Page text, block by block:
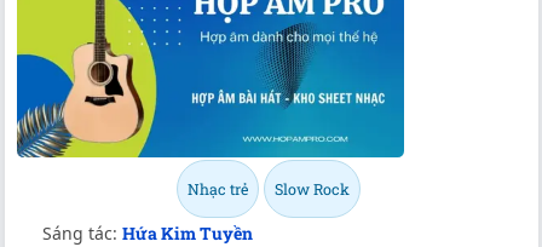
Nhạc trẻ Slow Rock
Sáng tác: Hứa Kim Tuyền